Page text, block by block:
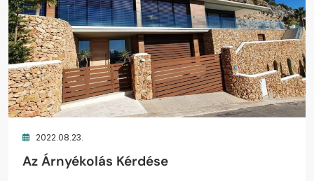
2022.08.23.
Az Árnyékolás Kérdése